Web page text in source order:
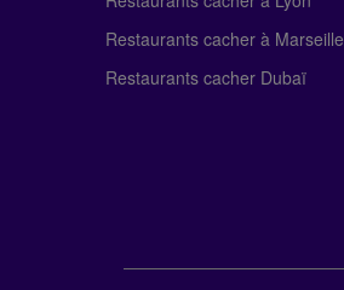
Restaurants cacher à Marseille
Restaurants cacher Dubaï